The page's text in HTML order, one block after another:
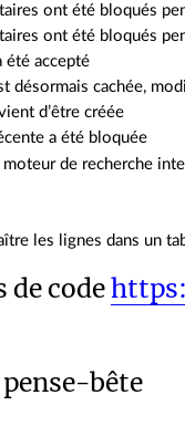
ont été bloqués
ont été bloqués
été accepté
désormais cachée,
d’être créée
a été bloquée
de recherche
les lignes dans un
de code
bête